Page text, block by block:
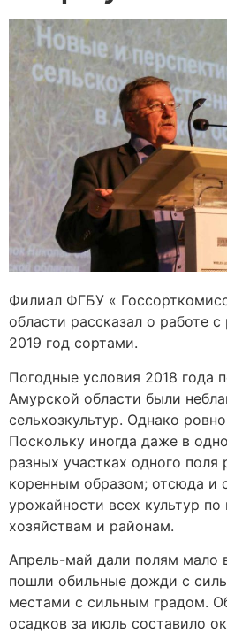
Филиал ФГБУ «
области рассказал о работе
2019 год сортами.
Погодные условия 2018 года
Амурской области были
сельхозкультур. Однако
Поскольку иногда даже в
разных участках одного поля
коренным образом; отсюда и
урожайности всех культур
хозяйствам и районам.
Апрель-май дали полям мало
пошли обильные дожди с
местами с сильным градом.
осадков за июль составило